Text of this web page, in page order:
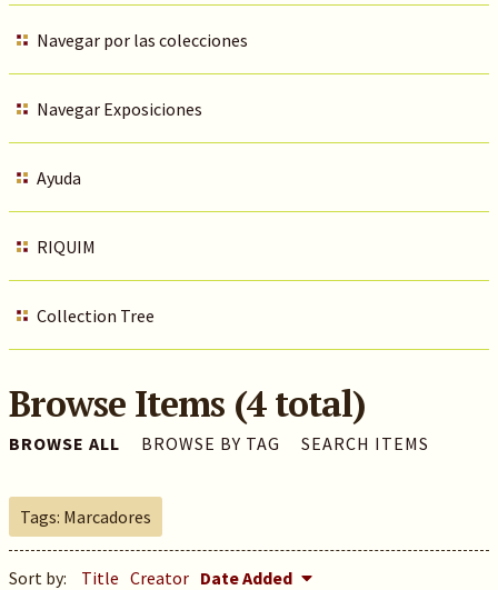
Navegar por las colecciones
Navegar Exposiciones
Ayuda
RIQUIM
Collection Tree
Browse Items (4 total)
BROWSE ALL BROWSE BY TAG SEARCH ITEMS
Tags: Marcadores
Sort by: Title Creator Date Added